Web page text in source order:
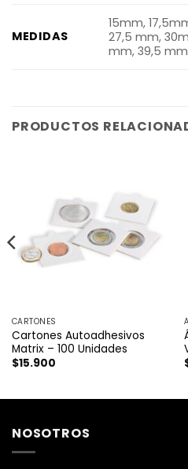
MEDIDAS
15mm,
27,5 mm,
mm, 39,5 mm
PRODUCTOS
CARTONES
Cartones Autoadhesivos
Matrix – 100 Unidades
$15.900
NOSOTROS